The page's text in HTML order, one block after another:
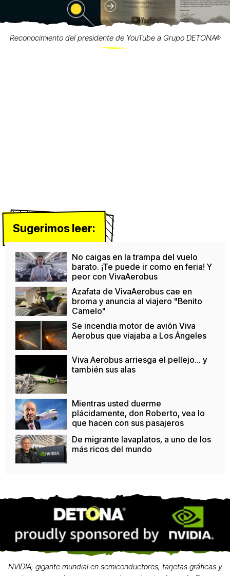
Reconocimiento del presidente de YouTube a Grupo DETONA®
Sugerimos leer:
No caigas en la trampa del vuelo
barato. ¡Te puede ir como en feria! Y
peor con VivaAerobus
Azafata de VivaAerobus cae en
broma y anuncia al viajero "Benito
Camelo"
Se incendia motor de avión Viva
Aerobus que viajaba a Los Ángeles
Viva Aerobus arriesga el pellejo... y
también sus alas
Mientras usted duerme
plácidamente, don Roberto, vea lo
que hacen con sus pasajeros
De migrante lavaplatos, a uno de los
más ricos del mundo
NVIDIA, gigante mundial en semiconductores, tarjetas gráficas y